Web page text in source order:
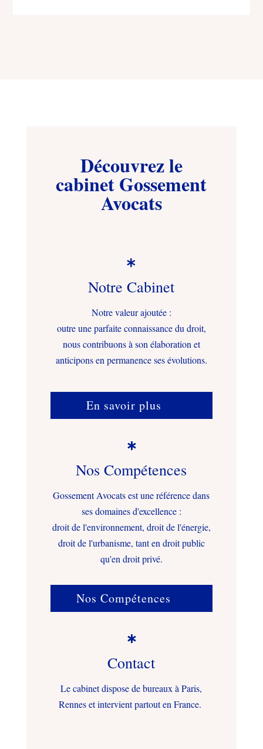
Découvrez le
cabinet Gossement
Avocats

Notre Cabinet
Notre valeur ajoutée :
outre une parfaite connaissance du droit,
nous contribuons à son élaboration et
anticipons en permanence ses évolutions.
En savoir plus

Nos Compétences
Gossement Avocats est une référence dans
ses domaines d'excellence :
droit de l'environnement, droit de l'énergie,
droit de l'urbanisme, tant en droit public
qu'en droit privé.
Nos Compétences

Contact
Le cabinet dispose de bureaux à Paris,
Rennes et intervient partout en France.